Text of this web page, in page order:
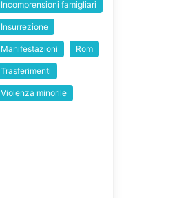
Incomprensioni famigliari
Insurrezione
Manifestazioni Rom
Trasferimenti
Violenza minorile